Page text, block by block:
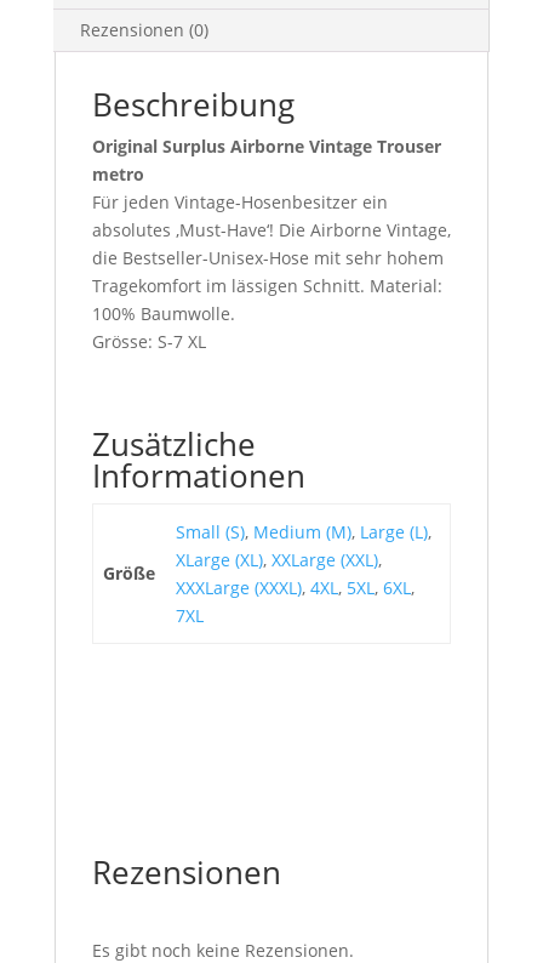
Rezensionen (0)
Beschreibung
Original Surplus Airborne Vintage Trouser
metro
Für jeden Vintage-Hosenbesitzer ein
absolutes ‚Must-Have‘! Die Airborne Vintage,
die Bestseller-Unisex-Hose mit sehr hohem
Tragekomfort im lässigen Schnitt. Material:
100% Baumwolle.
Grösse: S-7 XL
Zusätzliche
Informationen
Größe
Small (S), Medium (M), Large (L),
XLarge (XL), XXLarge (XXL),
XXXLarge (XXXL), 4XL , 5XL , 6XL ,
7XL
Rezensionen
Es gibt noch keine Rezensionen.